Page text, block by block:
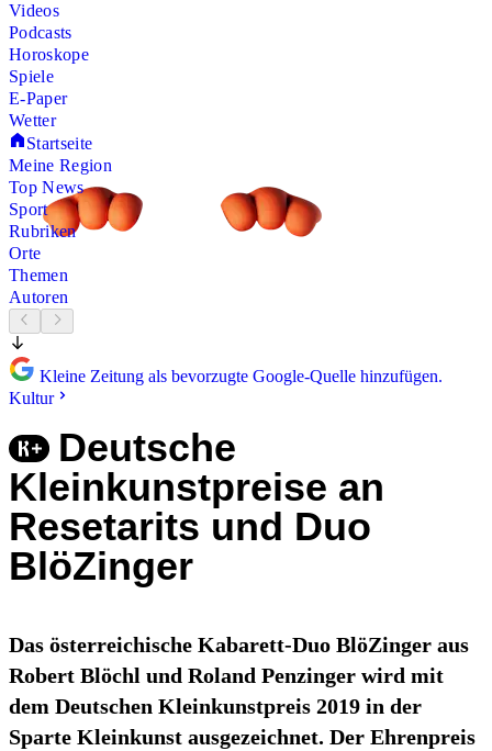
Videos
Podcasts
Horoskope
Spiele
E-Paper
Wetter
Startseite
Meine Region
Top News
Sport
Rubriken
Orte
Themen
Autoren
Kleine Zeitung als bevorzugte Google-Quelle hinzufügen.
Kultur
Deutsche
Kleinkunstpreise an
Resetarits und Duo
BlöZinger
Das österreichische Kabarett-Duo BlöZinger aus
Robert Blöchl und Roland Penzinger wird mit
dem Deutschen Kleinkunstpreis 2019 in der
Sparte Kleinkunst ausgezeichnet. Der Ehrenpreis